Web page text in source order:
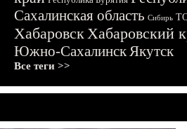
Сахалинская область Сибирь
ХабаровскХабаровский
Южно-СахалинскЯкутск
Все теги >>